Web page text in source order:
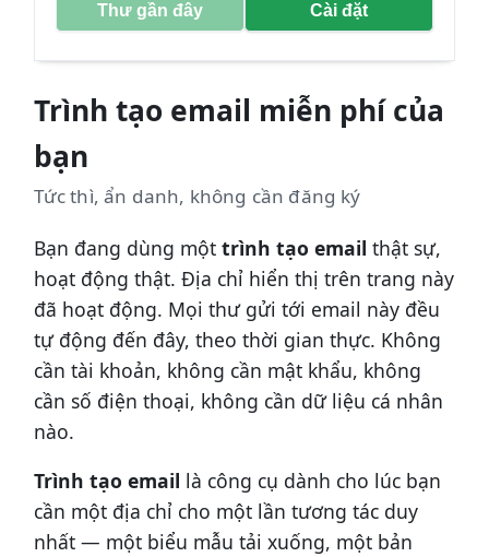
Thư gần đây Cài đặt
Trình tạo email miễn phí của
bạn
Tức thì, ẩn danh, không cần đăng ký
Bạn đang dùng một trình tạo email thật sự,
hoạt động thật. Địa chỉ hiển thị trên trang này
đã hoạt động. Mọi thư gửi tới email này đều
tự động đến đây, theo thời gian thực. Không
cần tài khoản, không cần mật khẩu, không
cần số điện thoại, không cần dữ liệu cá nhân
nào.
Trình tạo email là công cụ dành cho lúc bạn
cần một địa chỉ cho một lần tương tác duy
nhất — một biểu mẫu tải xuống, một bản